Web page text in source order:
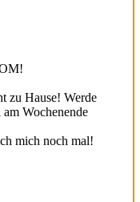
zu Hause! Werde
Wochenende
mich noch mal!